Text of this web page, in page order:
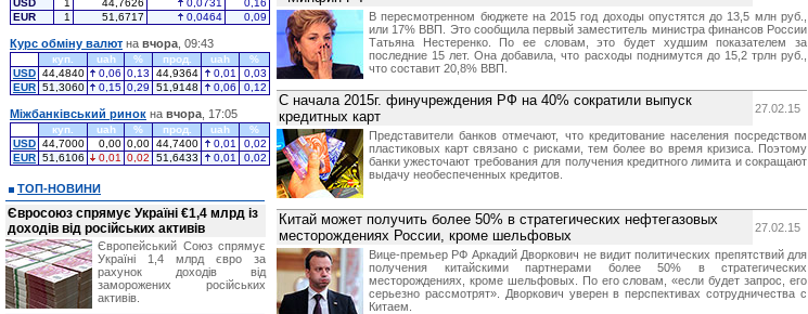
В пересмотренном бюджете на 2015 год доходы опустятся до 13,5 млн руб.,
или 17% ВВП. Это сообщила первый заместитель министра финансов России
Татьяна Нестеренко. По ее словам, это будет худшим показателем за
последние 15 лет. Она добавила, что расходы поднимутся до 15,2 трлн руб.,
что составит 20,8% ВВП.
С начала 2015г. финучреждения РФ на 40% сократили выпуск
кредитных карт
27.02.15
Представители банков отмечают, что кредитование населения посредством
пластиковых карт связано с рисками, тем более во время кризиса. Поэтому
банки ужесточают требования для получения кредитного лимита и сокращают
выдачу необеспеченных кредитов.
Китай может получить более 50% в стратегических нефтегазовых
месторождениях России, кроме шельфовых
27.02.15
Вице-премьер РФ Аркадий Дворкович не видит политических препятствий для
получения китайскими партнерами более 50% в стратегических
месторождениях, кроме шельфовых. По его словам, «если будет запрос, его
серьезно рассмотрят». Дворкович уверен в перспективах сотрудничества с
Китаем.
USD
1 44,7626 0,0731
0,16
EUR
1 51,6717 0,0464 0,09
Курс обміну валют на вчора , 09:43
куп. uah % прод. uah
%
USD 44,4840 0,06 0,13 44,9364 0,01
0,03
EUR 51,3060 0,15 0,29 51,9148 0,06 0,12
Міжбанківський ринок на вчора , 17:05
куп. uah % прод. uah
%
USD 44,7000 0,00 0,00 44,7400 0,01
0,02
EUR 51,6106 0,01 0,02 51,6433 0,01 0,02
ТОП-НОВИНИ
Євросоюз спрямує Україні €1,4 млрд із
доходів від російських активів
Європейський Союз спрямує
Україні 1,4 млрд євро за
рахунок доходів від
заморожених російських
активів.